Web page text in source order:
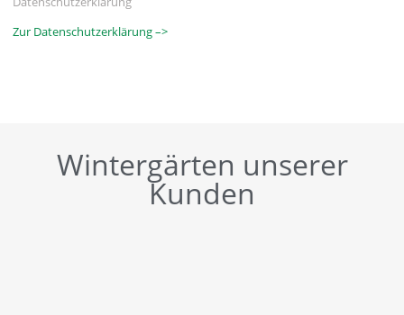
Zur Datenschutzerklärung –>
Wintergärten unserer
Kunden